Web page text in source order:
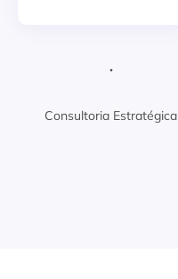
Consultoria Estratégica